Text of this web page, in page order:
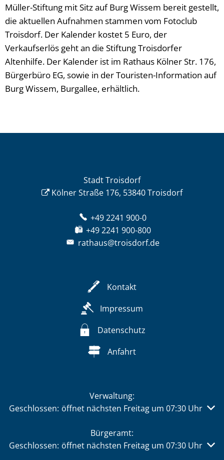
Müller-Stiftung mit Sitz auf Burg Wissem bereit gestellt,
die aktuellen Aufnahmen stammen vom Fotoclub
Troisdorf. Der Kalender kostet 5 Euro, der
Verkaufserlös geht an die Stiftung Troisdorfer
Altenhilfe. Der Kalender ist im Rathaus Kölner Str. 176,
Bürgerbüro EG, sowie in der Touristen-Information auf
Burg Wissem, Burgallee, erhältlich.
Stadt Troisdorf
Kölner Straße 176, 53840 Troisdorf
+49 2241 900-0
+49 2241 900-800
rathaus@troisdorf.de
Kontakt
Impressum
Datenschutz
Anfahrt
Verwaltung:
Klicken, um weitere Öffnungs- oder Schließzeiten
Geschlossen: öffnet nächsten Freitag um 07:30 Uhr
Bürgeramt:
Klicken, um weitere Öffnungs- oder Schließzeiten
Geschlossen: öffnet nächsten Freitag um 07:30 Uhr